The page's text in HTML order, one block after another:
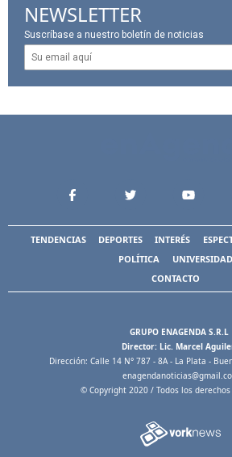
NEWSLETTER
Suscríbase a nuestro boletín de noticias
TENDENCIAS DEPORTES INTERÉS
POLÍTICA
UNIVERSIDAD
CONTACTO
GRUPO ENAGENDA S.R.L
Director: Lic. Marcel
Dirección: Calle 14 N° 787 - 8A - La Plata -
© Copyright 2020 / Todos los